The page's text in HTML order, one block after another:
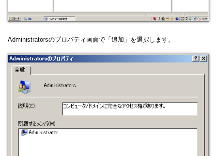
Administratorsのプロパティ画面で「追加」を選択します。